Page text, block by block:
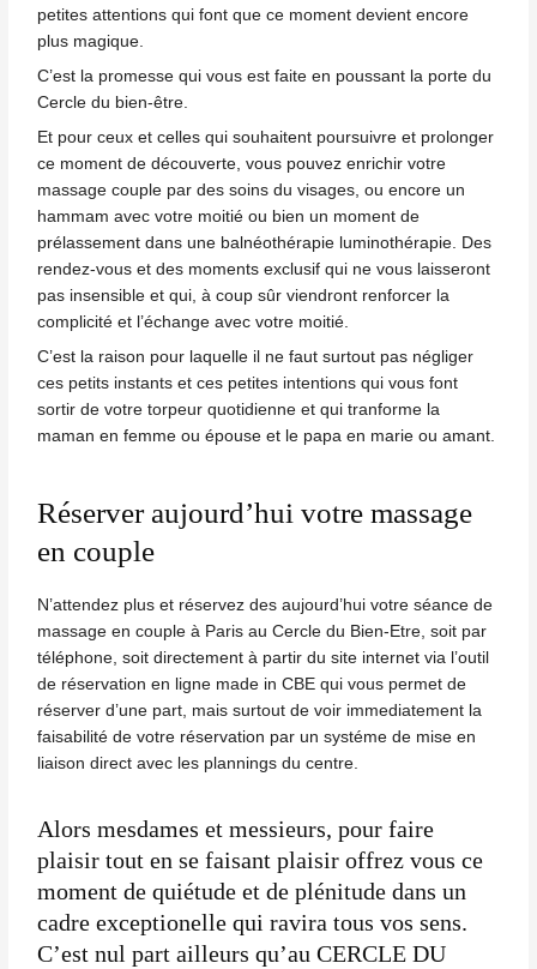
petites attentions qui font que ce moment devient encore
plus magique.
C’est la promesse qui vous est faite en poussant la porte du
Cercle du bien-être.
Et pour ceux et celles qui souhaitent poursuivre et prolonger
ce moment de découverte, vous pouvez enrichir votre
massage couple par des soins du visages, ou encore un
hammam avec votre moitié ou bien un moment de
prélassement dans une balnéothérapie luminothérapie. Des
rendez-vous et des moments exclusif qui ne vous laisseront
pas insensible et qui, à coup sûr viendront renforcer la
complicité et l’échange avec votre moitié.
C’est la raison pour laquelle il ne faut surtout pas négliger
ces petits instants et ces petites intentions qui vous font
sortir de votre torpeur quotidienne et qui tranforme la
maman en femme ou épouse et le papa en marie ou amant.
Réserver aujourd’hui votre massage
en couple
N’attendez plus et réservez des aujourd’hui votre séance de
massage en couple à Paris au Cercle du Bien-Etre, soit par
téléphone, soit directement à partir du site internet via l’outil
de réservation en ligne made in CBE qui vous permet de
réserver d’une part, mais surtout de voir immediatement la
faisabilité de votre réservation par un systéme de mise en
liaison direct avec les plannings du centre.
Alors mesdames et messieurs, pour faire
plaisir tout en se faisant plaisir offrez vous ce
moment de quiétude et de plénitude dans un
cadre exceptionelle qui ravira tous vos sens.
C’est nul part ailleurs qu’au CERCLE DU